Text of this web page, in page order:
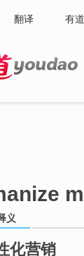
翻译 有
义
化营销